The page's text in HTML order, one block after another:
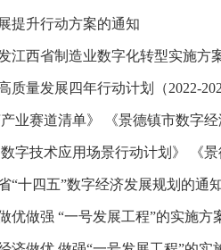
提升行动方案的通知
江西省制造业数字化转型实施方
质量发展四年行动计划（2022-
业赛道清单》 《景德镇市数字
字技术应用场景行动计划》 《
“十四五”数字经济发展规划的通
优做强 “一号发展工程”的实施方